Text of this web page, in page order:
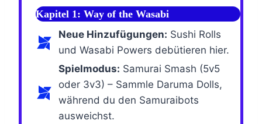
Kapitel 1: Way of the Wasabi
Neue Hinzufügungen: Sushi Rolls
und Wasabi Powers debütieren hier.
Spielmodus: Samurai Smash (5v5
oder 3v3) – Sammle Daruma Dolls,
während du den Samuraibots
ausweichst.